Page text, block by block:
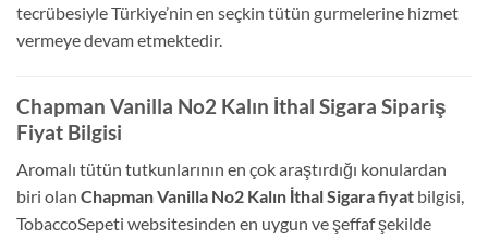
tecrübesiyle Türkiye’nin en seçkin tütün gurmelerine hizmet
vermeye devam etmektedir.
Chapman Vanilla No2 Kalın İthal Sigara Sipariş
Fiyat Bilgisi
Aromalı tütün tutkunlarının en çok araştırdığı konulardan
biri olan Chapman Vanilla No2 Kalın İthal Sigara fiyat bilgisi,
TobaccoSepeti websitesinden en uygun ve şeffaf şekilde